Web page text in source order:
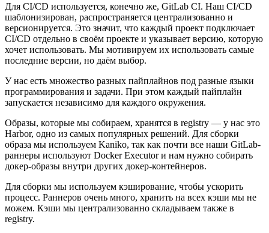
Для CI/CD используется, конечно же, GitLab CI. Наш CI/CD
шаблонизирован, распространяется централизованно и
версионируется. Это значит, что каждый проект подключает
CI/CD отдельно в своём проекте и указывает версию, которую
хочет использовать. Мы мотивируем их использовать самые
последние версии, но даём выбор.
У нас есть множество разных пайплайнов под разные языки
программирования и задачи. При этом каждый пайплайн
запускается независимо для каждого окружения.
Образы, которые мы собираем, хранятся в registry — у нас это
Harbor, одно из самых популярных решений. Для сборки
образа мы используем Kaniko, так как почти все наши GitLab-
раннеры используют Docker Executor и нам нужно собирать
докер-образы внутри других докер-контейнеров.
Для сборки мы используем кэширование, чтобы ускорить
процесс. Раннеров очень много, хранить на всех кэши мы не
можем. Кэши мы централизованно складываем также в
registry.